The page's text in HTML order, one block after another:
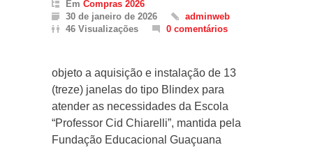
Em Compras 2026
30 de janeiro de 2026
adminweb
46 Visualizações
0 comentários
objeto a aquisição e instalação de 13
(treze) janelas do tipo Blindex para
atender as necessidades da Escola
“Professor Cid Chiarelli”, mantida pela
Fundação Educacional Guaçuana